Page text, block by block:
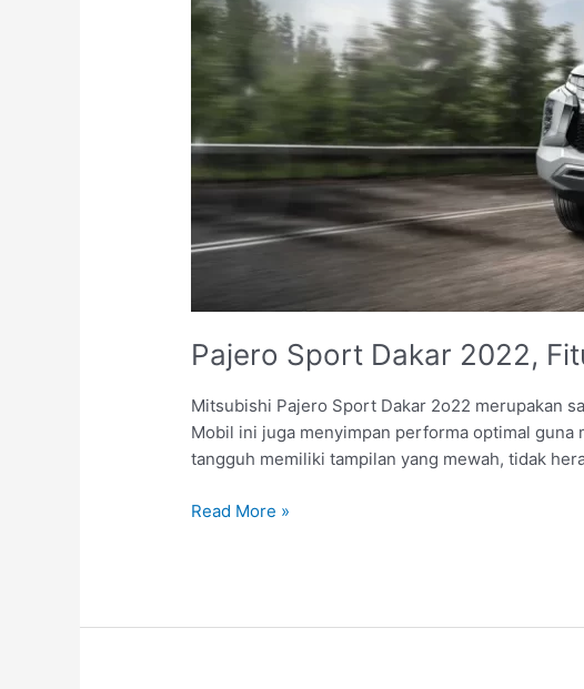
Pajero Sport Dakar 2022,
Mitsubishi Pajero Sport Dakar 2o22 merupakan
Mobil ini juga menyimpan performa optimal guna
tangguh memiliki tampilan yang mewah, tidak
dan
Harga
Read More »